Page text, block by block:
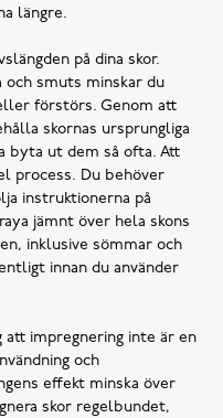
längre.
på dina skor.
och smuts minskar du
förstörs. Genom att
skornas ursprungliga
byta ut dem så ofta. Att
process. Du behöver
instruktionerna på
jämnt över hela skons
inklusive sömmar och
innan du använder
att impregnering inte är en
och
effekt minska över
skor regelbundet,